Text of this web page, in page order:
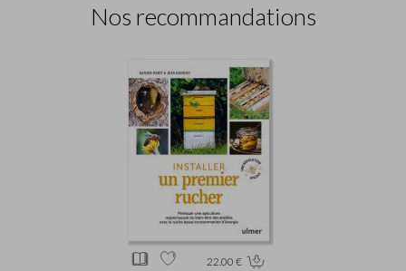
Nos recommandations
22.00 €